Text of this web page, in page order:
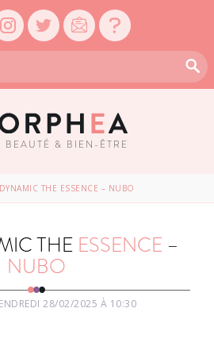
BEAUTÉ & BIEN-ÊTRE
THE ESSENCE – NUBO
THE ESSENCE –
NUBO
28/02/2025 À 10:30